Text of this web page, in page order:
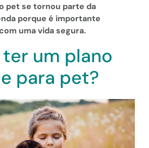
pet se tornou parte da
porque é importante
uma vida segura.
um plano
para pet?